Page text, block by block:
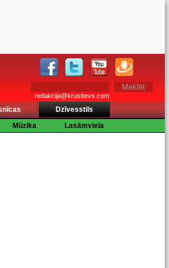
redakcija@krusttevs.com
Dzīvesstils
Mūzika
Lasāmviela